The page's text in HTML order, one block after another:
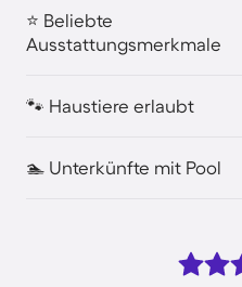
⭐ Beliebte
Ausstattungsmerkmale
🐾 Haustiere erlaubt
🏊 Unterkünfte mit Pool